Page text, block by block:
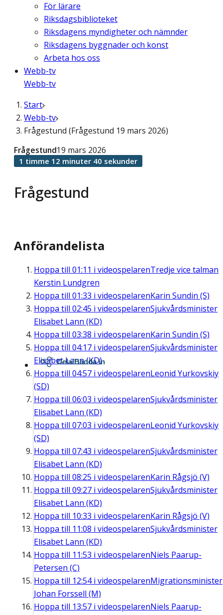
För lärare
Riksdagsbiblioteket
Riksdagens myndigheter och nämnder
Riksdagens byggnader och konst
Arbeta hos oss
Webb-tv
Webb-tv
Start
Webb-tv
Frågestund (Frågestund 19 mars 2026)
Frågestund
Frågestund19 mars 2026
1 timme 12 minuter 40 sekunder
Anförandelista
Hoppa till 01:11 i videospelarenTredje vice talman
Kerstin Lundgren
Hoppa till 01:33 i videospelarenKarin Sundin (S)
Hoppa till 02:45 i videospelarenSjukvårdsminister
Elisabet Lann (KD)
Hoppa till 03:38 i videospelarenKarin Sundin (S)
Hoppa till 04:17 i videospelarenSjukvårdsminister
Elisabet Lann (KD)
Hoppa till 04:57 i videospelarenLeonid Yurkovskiy
(SD)
Hoppa till 06:03 i videospelarenSjukvårdsminister
Elisabet Lann (KD)
Hoppa till 07:03 i videospelarenLeonid Yurkovskiy
(SD)
Hoppa till 07:43 i videospelarenSjukvårdsminister
Elisabet Lann (KD)
Hoppa till 08:25 i videospelarenKarin Rågsjö (V)
Hoppa till 09:27 i videospelarenSjukvårdsminister
Elisabet Lann (KD)
Hoppa till 10:33 i videospelarenKarin Rågsjö (V)
Hoppa till 11:08 i videospelarenSjukvårdsminister
Elisabet Lann (KD)
Hoppa till 11:53 i videospelarenNiels Paarup-
Petersen (C)
Hoppa till 12:54i videospelarenMigrationsminister
Johan Forssell (M)
Hoppa till 13:57 i videospelarenNiels Paarup-
Dela/Bädda in